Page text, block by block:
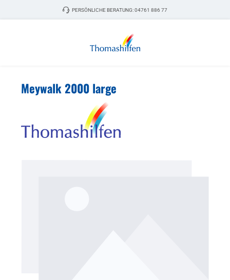
Zum Hauptinhalt springenPERSÖNLICHE BERATUNG:04761 886 77
Meywalk 2000 large